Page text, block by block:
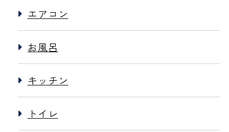
エアコン
お風呂
キッチン
トイレ